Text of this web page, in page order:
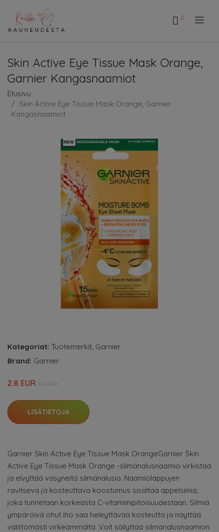
Skin Active Eye Tissue Mask Orange,
Garnier Kangasnaamiot
Etusivu
Skin Active Eye Tissue Mask Orange, Garnier
Kangasnaamiot
Kategoriat: Tuotemerkit, Garnier
Brand: Garnier
2.8 EUR
LISÄTIETOJA
Garnier Skin Active Eye Tissue Mask OrangeGarnier Skin
Active Eye Tissue Mask Orange -silmänalusnaamio virkistää
ja elvyttää väsyneitä silmänalusia. Naamiolappujen
ravitseva ja kosteuttava koostumus sisältää appelsiinia,
joka tunnetaan korkeasta C-vitamiinipitoisuudestaan. Silmiä
ympäröivä ohut iho saa heleyttävää kosteutta ja näyttää
välittömästi virkeämmältä. Voit säilyttää silmänalusnaamion